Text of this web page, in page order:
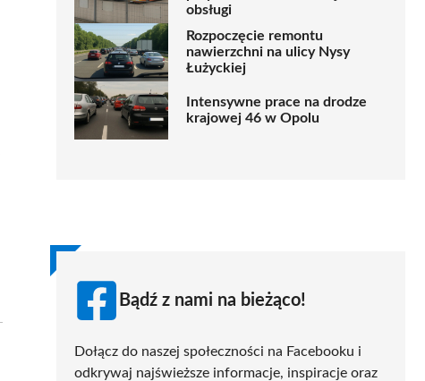
obsługi
Rozpoczęcie remontu
nawierzchni na ulicy Nysy
Łużyckiej
Intensywne prace na drodze
krajowej 46 w Opolu
Bądź z nami na bieżąco!
Dołącz do naszej społeczności na Facebooku i
odkrywaj najświeższe informacje, inspiracje oraz